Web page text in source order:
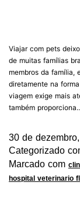
Viajar com pets
de muitas famílias
membros da família,
diretamente na
viagem exige mais
também
30 de
Categorizado
Marcado com
hospital veterinario